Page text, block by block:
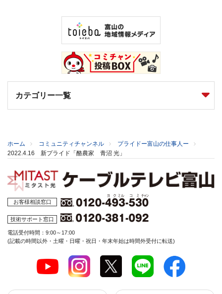
カテゴリー一覧
ホーム コミュニティチャンネル
プライドー富山の仕事人ー
2022.4.16 新プライド「酪農家 青沼 光」
お客様相談窓口
技術サポート窓口
電話受付時間：9:00～17:00
(記載の時間以外・土曜・日曜・祝日・年末年始は時間外受付に転送)